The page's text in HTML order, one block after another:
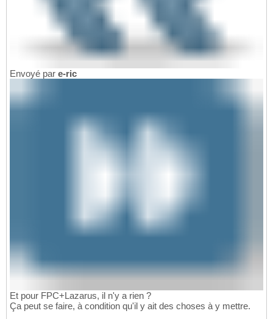
Envoyé par e-ric
Et pour FPC+Lazarus, il n'y a rien ?
Ça peut se faire, à condition qu'il y ait des choses à y mettre.